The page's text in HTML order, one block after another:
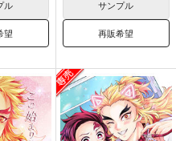
ル
望
サンプル
再販希望